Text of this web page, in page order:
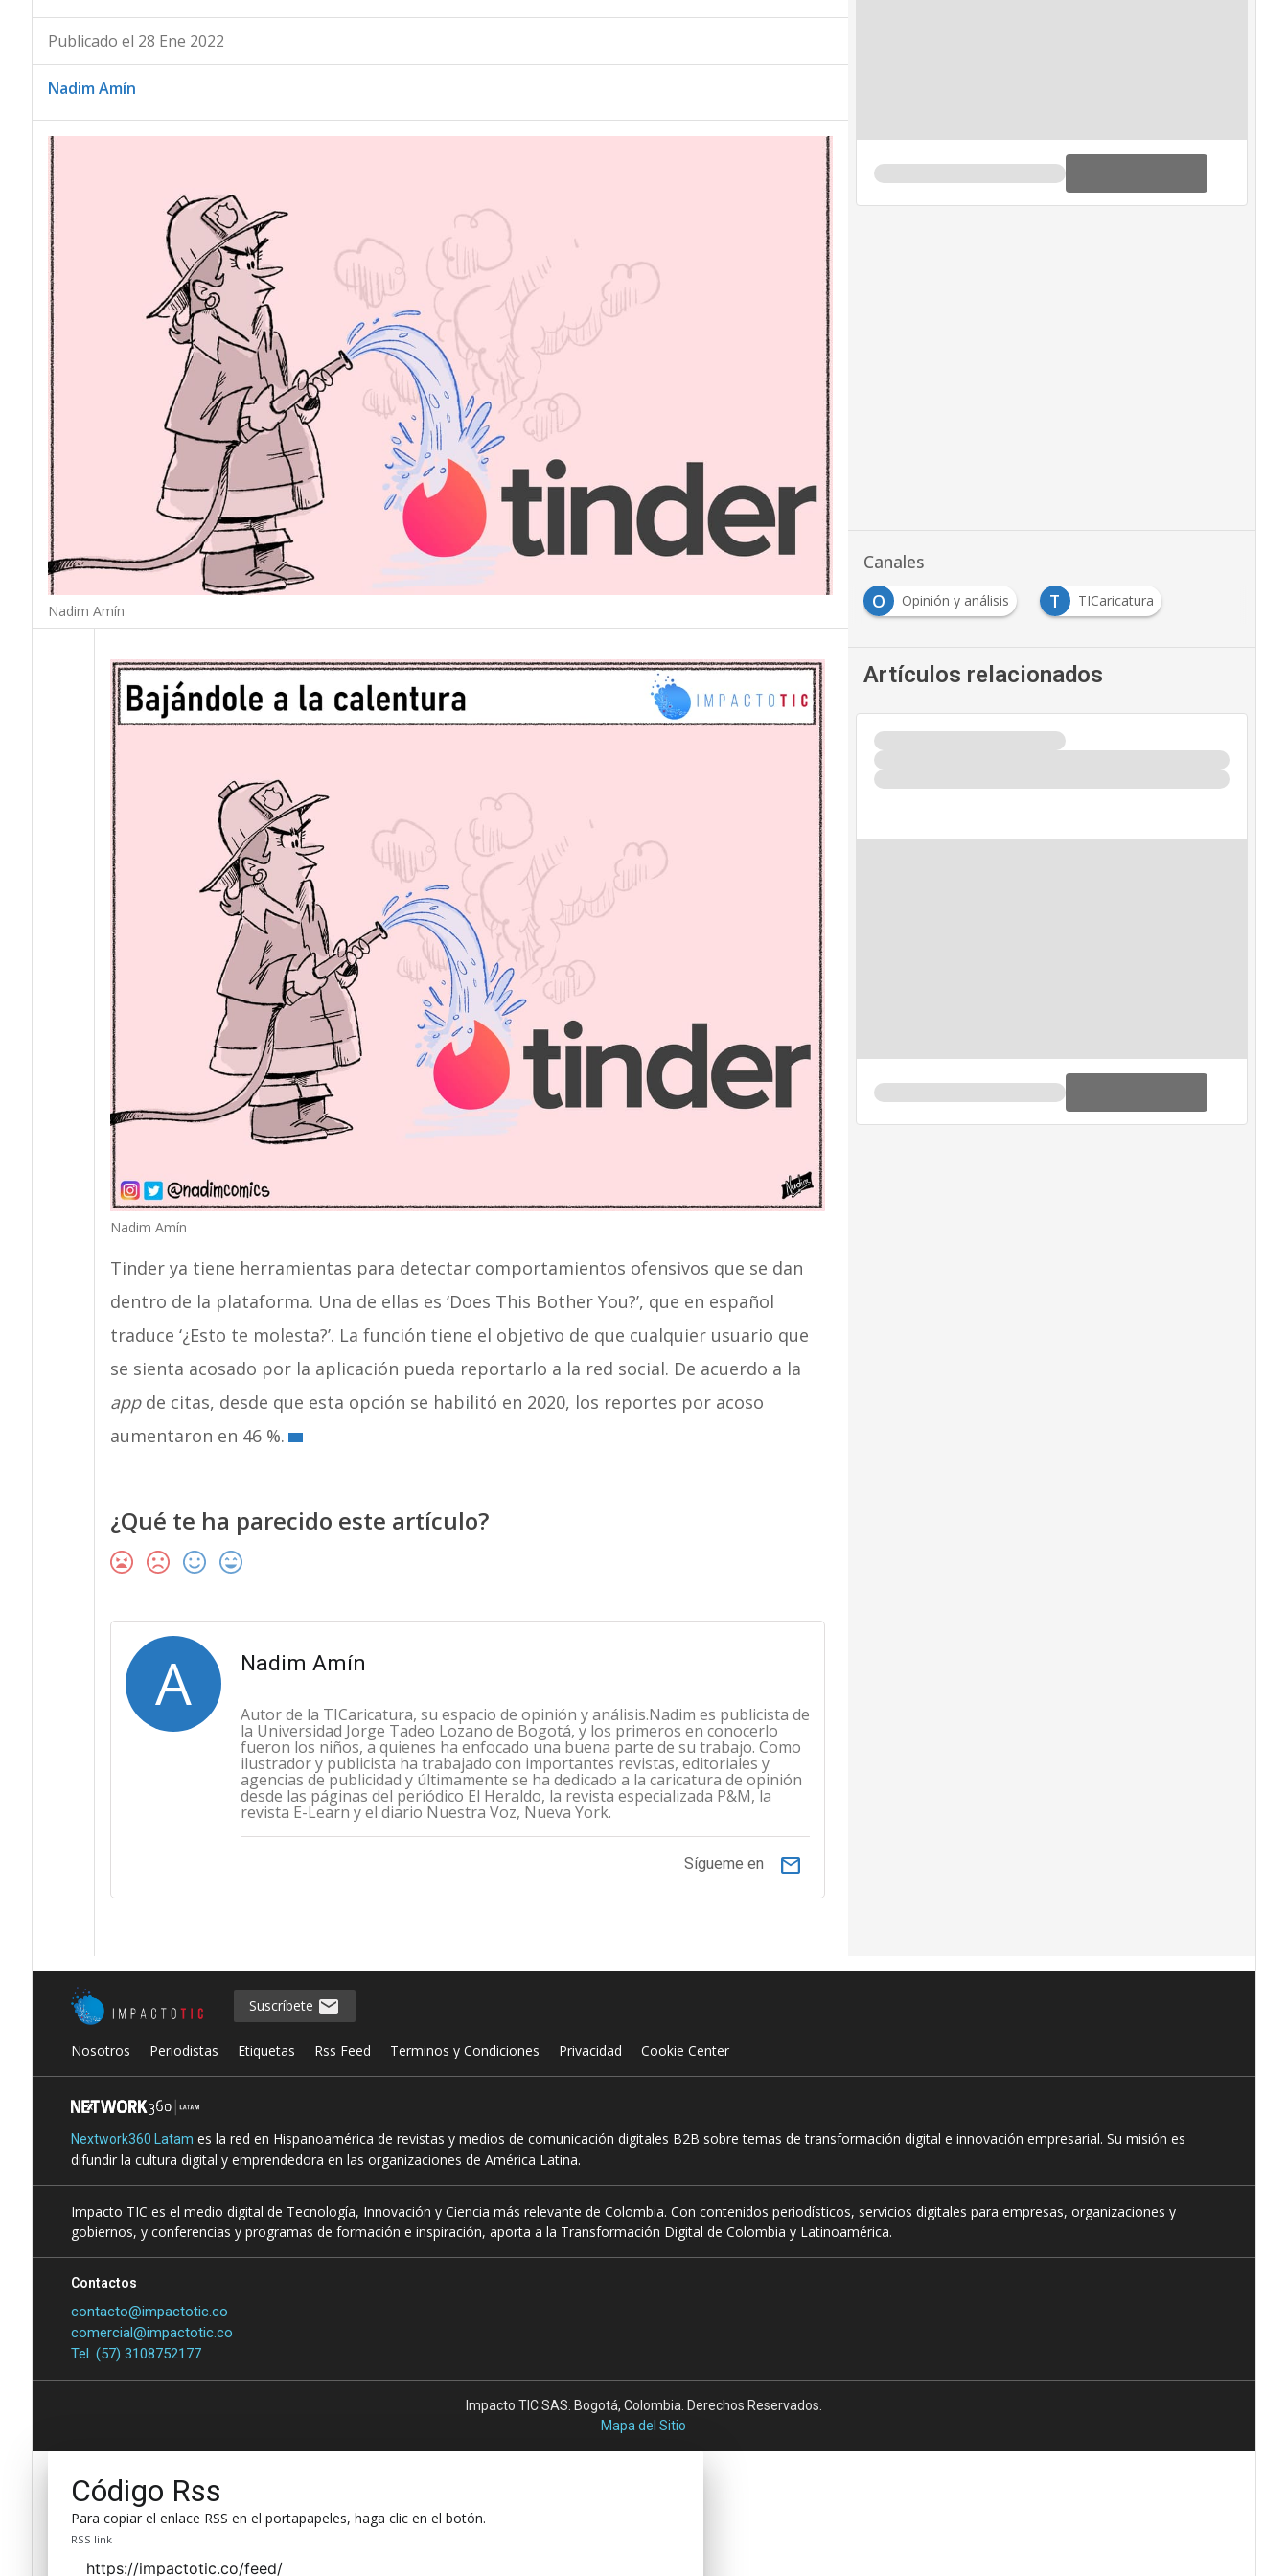
Publicado el 28 Ene 2022
Nadim Amín
Nadim Amín
Nadim Amín
Tinder ya tiene herramientas para detectar comportamientos ofensivos que se dan
dentro de la plataforma. Una de ellas es ‘Does This Bother You?’, que en español
traduce ‘¿Esto te molesta?’. La función tiene el objetivo de que cualquier usuario que
se sienta acosado por la aplicación pueda reportarlo a la red social. De acuerdo a la
appde citas, desde que esta opción se habilitó en 2020, los reportes por acoso
aumentaron en 46 %.
¿Qué te ha parecido este artículo?
A Nadim Amín
Autor de la TICaricatura, su espacio de opinión y análisis.Nadim es publicista de
la Universidad Jorge Tadeo Lozano de Bogotá, y los primeros en conocerlo
fueron los niños, a quienes ha enfocado una buena parte de su trabajo. Como
ilustrador y publicista ha trabajado con importantes revistas, editoriales y
agencias de publicidad y últimamente se ha dedicado a la caricatura de opinión
desde las páginas del periódico El Heraldo, la revista especializada P&M, la
revista E-Learn y el diario Nuestra Voz, Nueva York.
email
Sígueme en
Canales
O
Opinión y análisis T TICaricatura
Artículos relacionados
Suscríbete
Nosotros Periodistas Etiquetas Rss Feed Terminos y Condiciones Privacidad Cookie Center
Nextwork360 Latam es la red en Hispanoamérica de revistas y medios de comunicación digitales B2B sobre temas de transformación digital e innovación empresarial. Su misión es
difundir la cultura digital y emprendedora en las organizaciones de América Latina.
Impacto TIC es el medio digital de Tecnología, Innovación y Ciencia más relevante de Colombia. Con contenidos periodísticos, servicios digitales para empresas, organizaciones y
gobiernos, y conferencias y programas de formación e inspiración, aporta a la Transformación Digital de Colombia y Latinoamérica.
Contactos
contacto@impactotic.co
comercial@impactotic.co
Tel. (57) 3108752177
Impacto TIC SAS. Bogotá, Colombia. Derechos Reservados.
Mapa del Sitio
Código Rss
Para copiar el enlace RSS en el portapapeles, haga clic en el botón.
RSS link